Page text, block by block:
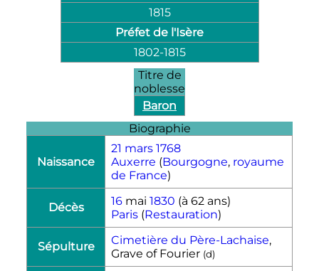
1815
Préfet de l'Isère
1802-1815
Titre de
noblesse
Baron
Biographie
Naissance
21 mars 1768
Auxerre (Bourgogne, royaume
de France)
Décès 16 mai 1830 (à 62 ans)
Paris (Restauration)
Sépulture Cimetière du Père-Lachaise,
Grave of Fourier (d)